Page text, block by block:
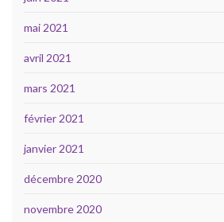
mai 2021
avril 2021
mars 2021
février 2021
janvier 2021
décembre 2020
novembre 2020